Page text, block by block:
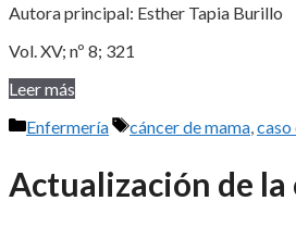
Autora principal: Esther Tapia Burillo
Vol. XV; nº 8; 321
Leer más
Categorías
Enfermería Etiquetas
cáncer de mama caso
Actualización de